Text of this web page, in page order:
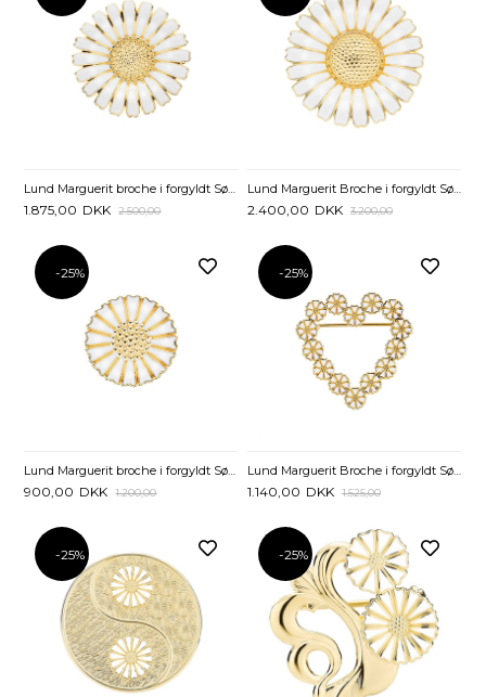
1.875,00 DKK 2.500,00 2.400,00 DKK 3.200,00
-25%
Lund Marguerit broche i forgyldt Sølv -18 mm
900,00 DKK 1.200,00
-25%
Lund Marguerit Broche i forgyldt Sølv med Hjerte
1.140,00 DKK 1.525,00
-25% -25%